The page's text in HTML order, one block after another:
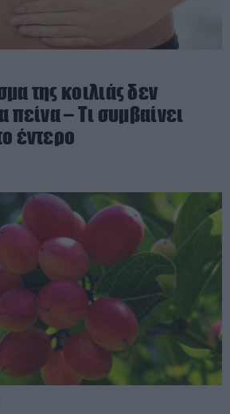
της κοιλιάς δεν
πείνα – Τι συμβαίνει
έντερο